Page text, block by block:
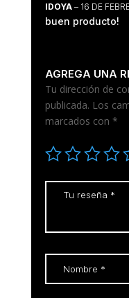
Valorado
con
IDOYA – 16 DE
buen producto!
AGREGA UNA
Tu dirección de
publicada. Los
marcados con *